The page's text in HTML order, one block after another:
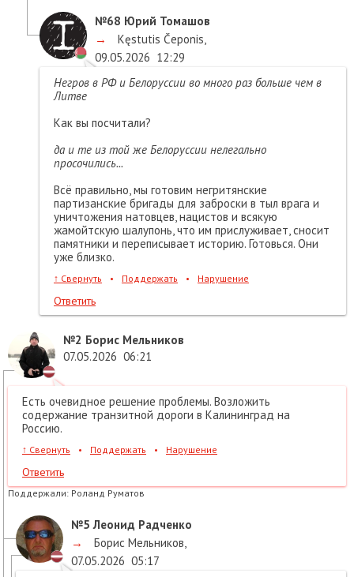
№68 Юрий Томашов
→
Kęstutis Čeponis,
09.05.2026 12:29
Негров в РФ и Белоруссии во много раз больше чем в
Литве
Как вы посчитали?
да и те из той же Белоруссии нелегально
просочились...
Всё правильно, мы готовим негритянские
партизанские бригады для заброски в тыл врага и
уничтожения натовцев, нацистов и всякую
жамойтскую шалупонь, что им прислуживает, сносит
памятники и переписывает историю. Готовься. Они
уже близко.
↑ Свернуть • Поддержать • Нарушение
Ответить
№2 Борис Мельников
07.05.2026 06:21
Есть очевидное решение проблемы. Возложить
содержание транзитной дороги в Калининград на
Россию.
↑ Свернуть • Поддержать • Нарушение
Ответить
Поддержали: Роланд Руматов
№5 Леонид Радченко
→
Борис Мельников,
07.05.2026 05:17